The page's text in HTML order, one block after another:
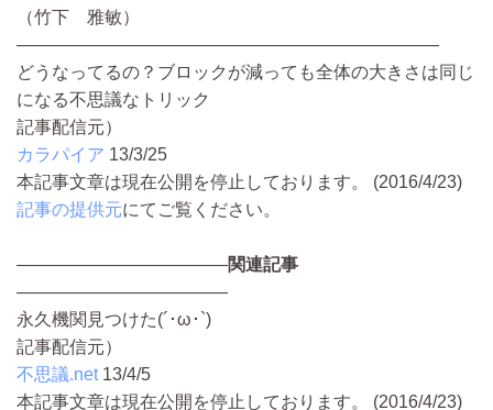
（竹下 雅敏）
————————————————————————
どうなってるの？ブロックが減っても全体の大きさは同じ
になる不思議なトリック
記事配信元）
カラパイア 13/3/25
本記事文章は現在公開を停止しております。 (2016/4/23)
記事の提供元にてご覧ください。
————————————関連記事
————————————
永久機関見つけた(´･ω･`)
記事配信元）
不思議.net 13/4/5
本記事文章は現在公開を停止しております。 (2016/4/23)